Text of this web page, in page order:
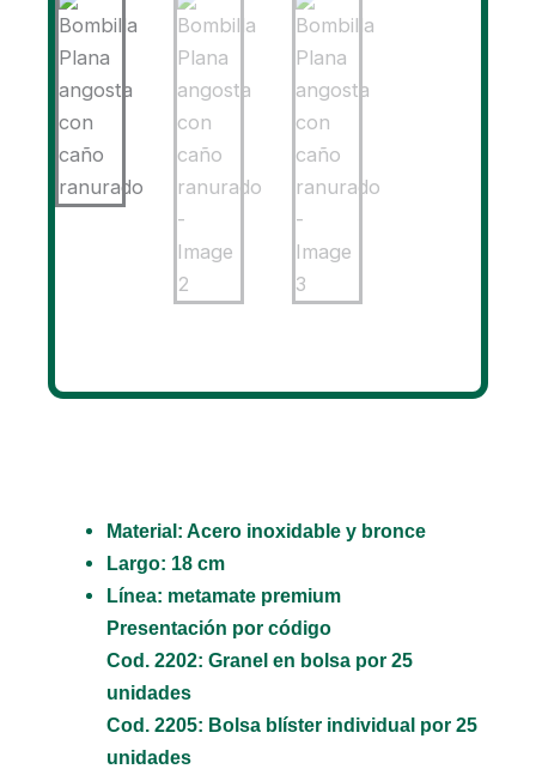
Material: Acero inoxidable y bronce
Largo: 18 cm
Línea: metamate premium
Presentación por código
Cod. 2202: Granel en bolsa por 25
unidades
Cod. 2205: Bolsa blíster individual por 25
unidades